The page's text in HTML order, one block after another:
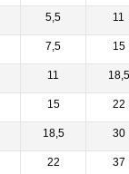
5,5 11
7,5 15
11 18,5
15 22
18,5 30
22 37